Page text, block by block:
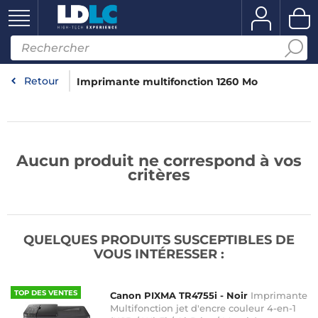
Retour Imprimante multifonction 1260 Mo
Aucun produit ne correspond à vos
critères
QUELQUES PRODUITS SUSCEPTIBLES DE
VOUS INTÉRESSER :
TOP DES VENTES Canon PIXMA TR4755i - Noir Imprimante
Multifonction jet d'encre couleur 4-en-1